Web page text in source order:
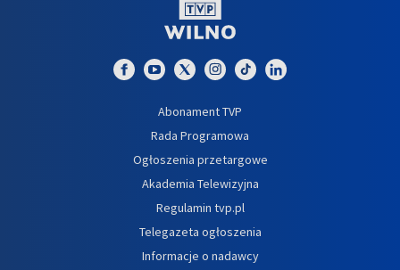
Abonament TVP
Rada Programowa
Ogłoszenia przetargowe
Akademia Telewizyjna
Regulamin tvp.pl
Telegazeta ogłoszenia
Informacje o nadawcy